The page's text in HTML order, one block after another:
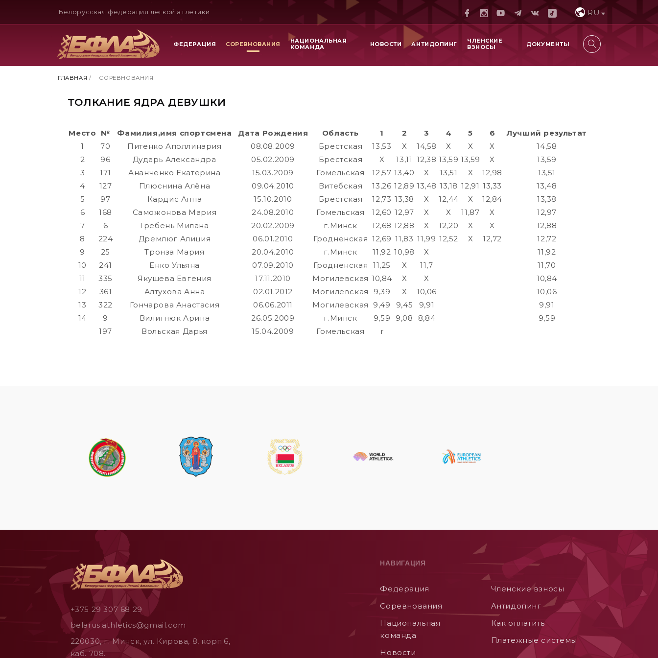
Белорусская федерация легкой атлетики RU
ФЕДЕРАЦИЯ СОРЕВНОВАНИЯ
НАЦИОНАЛЬНАЯ
КОМАНДА
НОВОСТИ АНТИДОПИНГ
ЧЛЕНСКИЕ
ВЗНОСЫ
ДОКУМЕНТЫ
ГЛАВНАЯ / СОРЕВНОВАНИЯ
ТОЛКАНИЕ ЯДРА ДЕВУШКИ
Место № Фамилия,имя спортсмена Дата Рождения Область 1 2 3 4 5 6
Лучший результат
1
70 Питенко Аполлинария 08.08.2009 Брестская 13,53 Х 14,58 Х Х Х
14,58
2
96 Дударь Александра 05.02.2009 Брестская Х 13,11 12,38 13,59 13,59 Х
13,59
3
171 Ананченко Екатерина 15.03.2009 Гомельская 12,57 13,40 Х 13,51 Х 12,98
13,51
4
127 Плюснина Алёна 09.04.2010 Витебская 13,26 12,89 13,48 13,18 12,91 13,33
13,48
5
97 Кардис Анна 15.10.2010 Брестская 12,73 13,38 Х 12,44 Х 12,84
13,38
6
168 Саможонова Мария 24.08.2010 Гомельская 12,60 12,97 Х Х 11,87 Х
12,97
7
6 Гребень Милана 20.02.2009 г.Минск 12,68 12,88 Х 12,20 Х Х
12,88
8
224 Дремлюг Алиция 06.01.2010 Гродненская 12,69 11,83 11,99 12,52 Х 12,72
12,72
9
25 Тронза Мария 20.04.2010 г.Минск 11,92 10,98 Х
11,92
10
241 Енко Ульяна 07.09.2010 Гродненская 11,25 Х 11,7
11,70
11
335 Якушева Евгения 17.11.2010 Могилевская 10,84 Х Х
10,84
12
361 Алтухова Анна 02.01.2012 Могилевская 9,39 Х 10,06
10,06
13
322 Гончарова Анастасия 06.06.2011 Могилевская 9,49 9,45 9,91
9,91
14
9 Вилитнюк Арина 26.05.2009 г.Минск 9,59 9,08 8,84
9,59
197
Вольская Дарья 15.04.2009 Гомельская r
+375 29 307 68 29
belarus.athletics@gmail.com
220030, г. Минск, ул. Кирова, 8, корп.6,
каб. 708.
НАВИГАЦИЯ
Федерация
Соревнования
Национальная
команда
Новости
Членские взносы
Aнтидопинг
Как оплатить
Платежные системы